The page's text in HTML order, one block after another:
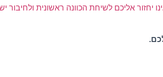
יחזור אליכם לשיחת הכוונה ראשונית ולחיבור